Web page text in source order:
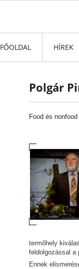
FŐOLDAL HÍREK
Polgár
Food és nonfood
termőhely
feldolgozással a
Ennek